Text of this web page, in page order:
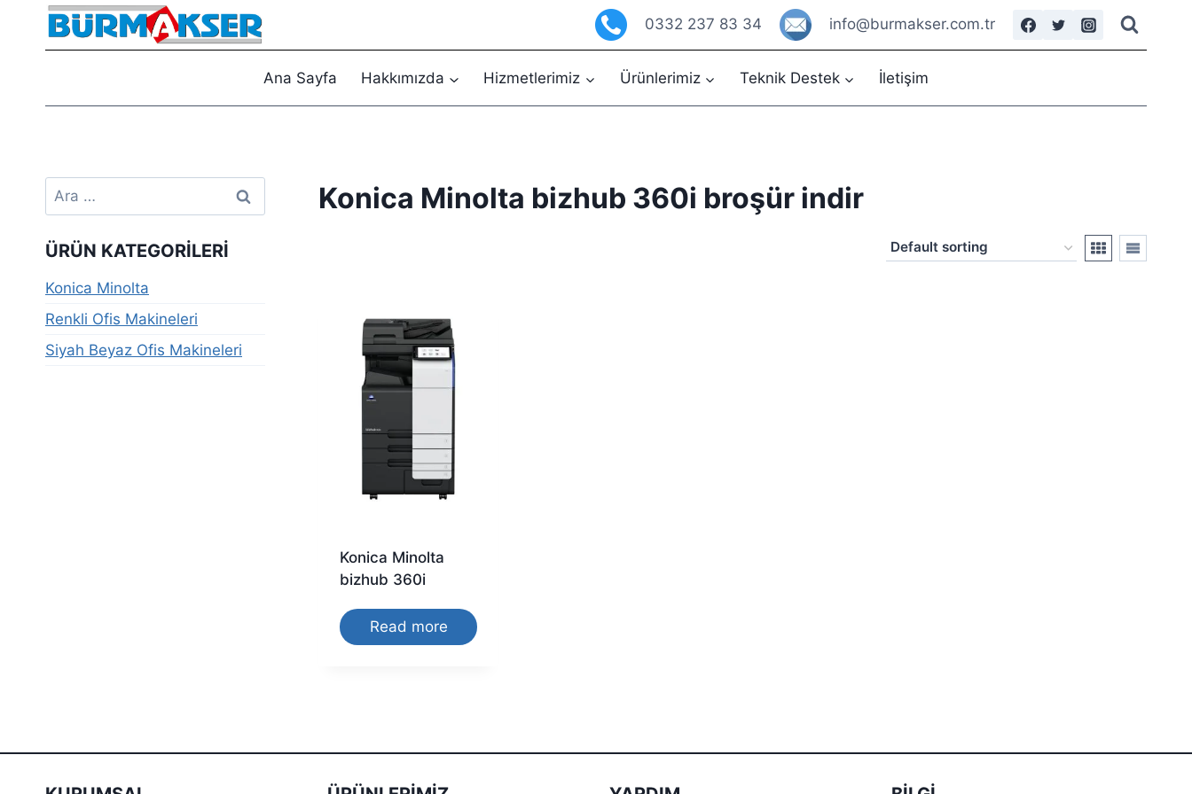
0332 237 83 34 info@burmakser.com.tr
Ana Sayfa Hakkımızda Hizmetlerimiz Ürünlerimiz Teknik Destek İletişim
Konica Minolta bizhub 360i broşür indir
Konica Minolta
bizhub 360i
Read more
Arama:
ÜRÜN KATEGORILERI
Konica Minolta
Renkli Ofis Makineleri
Siyah Beyaz Ofis Makineleri